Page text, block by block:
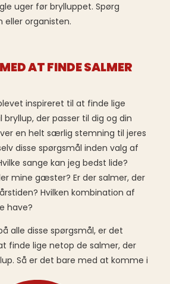
uger før brylluppet. Spørg
organisten.
AT FINDE SALMER
inspireret til at finde lige
der passer til dig og din
en helt særlig stemning til jeres
disse spørgsmål inden valg af
sange kan jeg bedst lide?
mine gæster? Er der salmer, der
Hvilken kombination af
have?
alle disse spørgsmål, er det
finde lige netop de salmer, der
Så er det bare med at komme i